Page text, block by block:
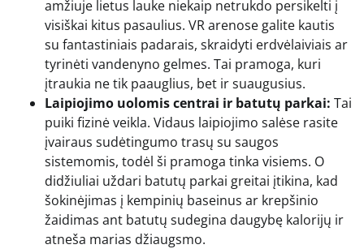
amžiuje lietus lauke niekaip netrukdo persikelti į
visiškai kitus pasaulius. VR arenose galite kautis
su fantastiniais padarais, skraidyti erdvėlaiviais ar
tyrinėti vandenyno gelmes. Tai pramoga, kuri
įtraukia ne tik paauglius, bet ir suaugusius.
Laipiojimo uolomis centrai ir batutų parkai: Tai
puiki fizinė veikla. Vidaus laipiojimo salėse rasite
įvairaus sudėtingumo trasų su saugos
sistemomis, todėl ši pramoga tinka visiems. O
didžiuliai uždari batutų parkai greitai įtikina, kad
šokinėjimas į kempinių baseinus ar krepšinio
žaidimas ant batutų sudegina daugybę kalorijų ir
atneša marias džiaugsmo.